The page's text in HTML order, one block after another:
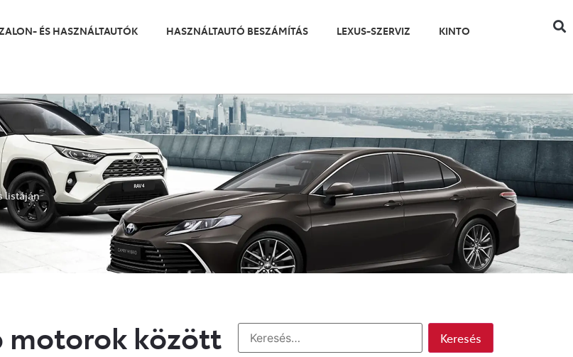
ÉS HASZNÁLTAUTÓK HASZNÁLTAUTÓ BESZÁMÍTÁS LEXUS-SZERVIZ KINTO
listáján
motorok között